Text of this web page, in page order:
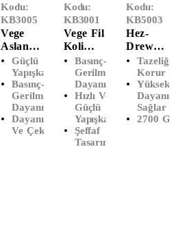
Kodu:
KB3005
Vege
Aslan
Koli
Bandı
(45 X
100 M)
Şeffaf
Güçlü
Yapışkan
Basınç-
Gerilmeye
Dayanıklı
Dayanıklıdır
Ve Çekmez
Kodu:
KB3001
Vege Fil
Koli
Bandı
(45 X 40
M )
Şeffaf
Basınç-
Gerilmeye
Dayanıklı
Hızlı Ve
Güçlü
Yapışkan
Şeffaf
Tasarım
Kodu:
KB5003
Hez-
Drew
Streç
Film (50
Cm X
300
Metre)
(17
Tazeliği
Korur
Yüksek
Sağlar
2700 Gr